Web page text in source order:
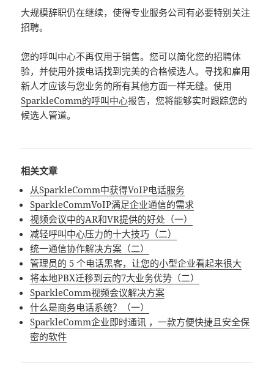
大规模辞职仍在继续，使得专业服务公司有必要特别关注
招聘。
您的呼叫中心不再仅用于销售。您可以简化您的招聘体
验，并使用外拨电话找到完美的合格候选人。寻找和雇用
新人才应该与您业务的所有其他方面一样无缝。使用
SparkleComm的呼叫中心报告，您将能够实时跟踪您的
候选人管道。
相关文章
从SparkleComm中获得VoIP电话服务
SparkleCommVoIP满足企业通信的需求
视频会议中的AR和VR提供的好处（一）
减轻呼叫中心压力的十大技巧（二）
统一通信协作解决方案（二）
管理员的 5 个电话黑客，让您的小型企业看起来很大
将本地PBX迁移到云的7大业务优势（二）
SparkleComm视频会议解决方案
什么是商务电话系统？（一）
SparkleComm企业即时通讯 ，一款方便快捷且安全保
密的软件